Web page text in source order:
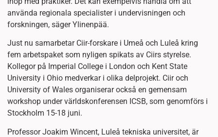
använda regionala specialister i undervisningen och
forskningen, säger Ylinenpää.
Just nu samarbetar Ciir-forskare i Umeå och Luleå kring
fem arbetspaket som nyligen spikats av Ciirs styrelse.
Kollegor på Imperial College i London och Kent State
University i Ohio medverkar i olika delprojekt. Ciir och
University of Wales organiserar också en gemensam
workshop under världskonferensen ICSB, som genomförs i
Stockholm 15-18 juni.
Professor Joakim Wincent, Luleå tekniska universitet, är